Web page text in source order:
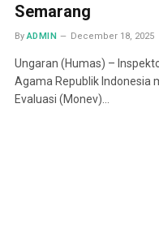
Semarang
By ADMIN December 18, 2025
Ungaran (Humas) –
Agama Republik Indonesia
Evaluasi (Monev)…